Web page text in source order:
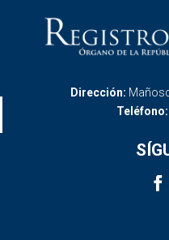
Dirección:
Teléfono: